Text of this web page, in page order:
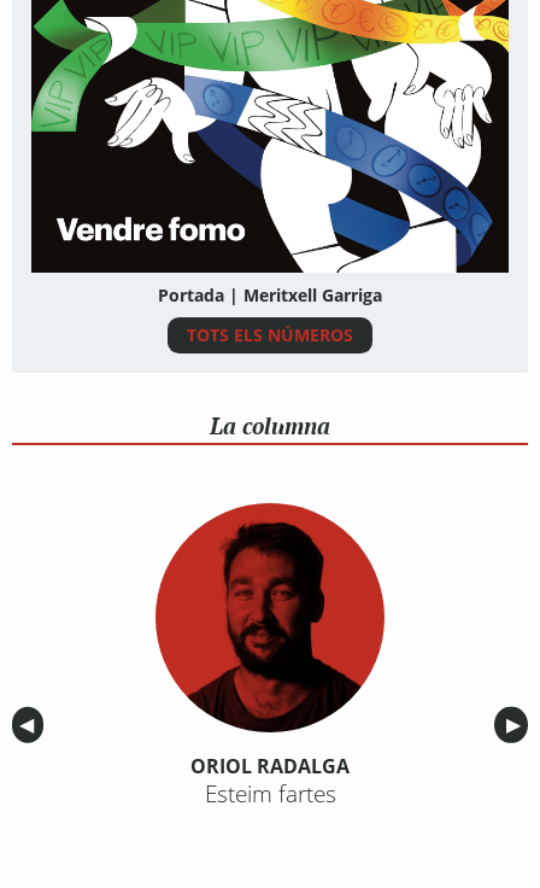
Portada | Meritxell Garriga
TOTS ELS NÚMEROS
La columna
Anterior
◀︎ ▶︎
ORIOL RADALGA
Esteim fartes